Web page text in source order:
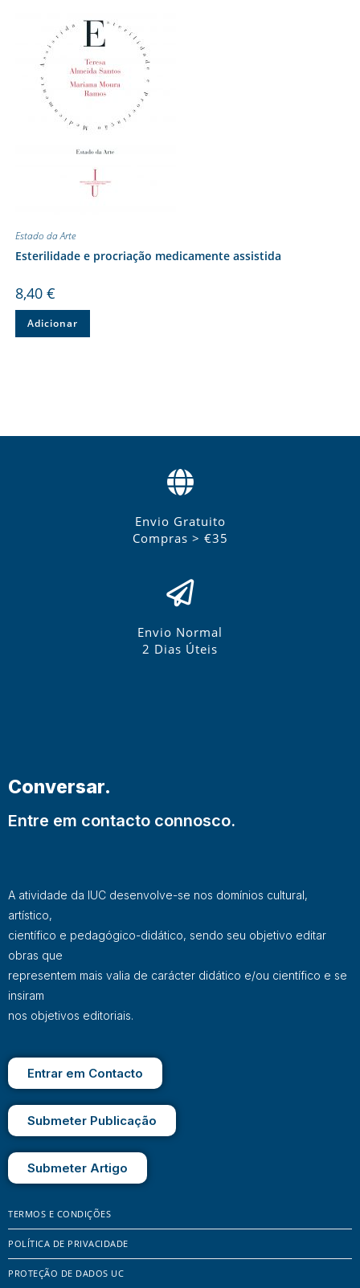
Estado da Arte
Esterilidade e procriação medicamente assistida
8,40 €
Adicionar
Envio Gratuito
Compras > €35
Envio Normal
2 Dias Úteis
Conversar.
Entre em contacto connosco.
A atividade da IUC desenvolve-se nos domínios cultural,
artístico,
científico e pedagógico-didático, sendo seu objetivo editar
obras que
representem mais valia de carácter didático e/ou científico e se
insiram
nos objetivos editoriais.
Entrar em Contacto
Submeter Publicação
Submeter Artigo
TERMOS E CONDIÇÕES
POLÍTICA DE PRIVACIDADE
PROTEÇÃO DE DADOS UC